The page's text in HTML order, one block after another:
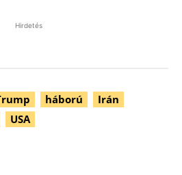
Hirdetés
háború
Irán
USA